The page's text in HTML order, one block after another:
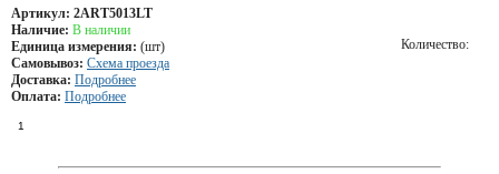
Артикул: 2ART5013LT
Наличие: В наличии
Единица измерения: (шт)
Самовывоз: Схема проезда
Доставка: Подробнее
Оплата: Подробнее
Количество: